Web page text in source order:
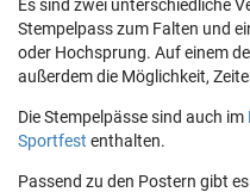
Es sind zwei unterschiedliche
Stempelpass zum Falten und
oder Hochsprung. Auf einem
außerdem die Möglichkeit,
Die Stempelpässe sind auch im
Sportfest enthalten.
Passend zu den Postern gibt